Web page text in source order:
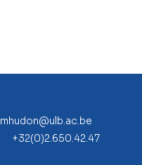
mhudon@ulb.ac.be
+32(0)2.650.42.47